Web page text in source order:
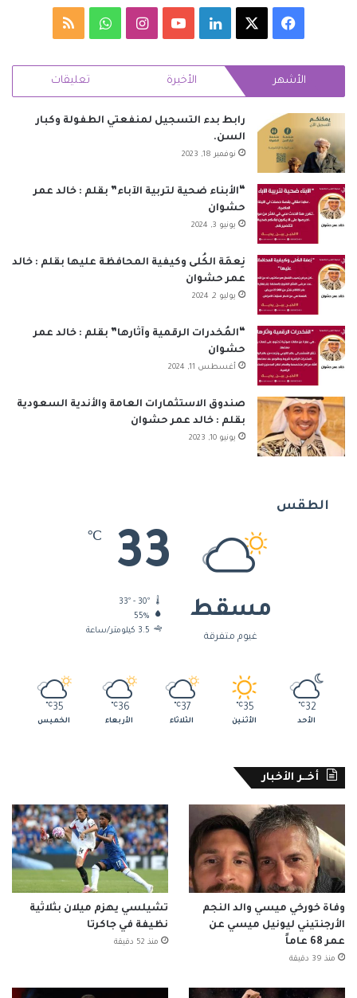
فيسبوك لينكدإن‫YouTubeانستقرامواتسابملخص
RSS الأشهر الأخيرة تعليقات
رابط بدء التسجيل لمنفعتي الطفولة وكبار
السن.
نوفمبر 18, 2023
“الأبناء ضحية لتربية الآباء” بقلم : خالد عمر
حشوان
يونيو 3, 2024
نِعمَة الكُلى وكيفية المحافظة عليها بقلم : خالد
عمر حشوان
يوليو 2, 2024
“المُخدرات الرقمية وآثارها” بقلم : خالد عمر
حشوان
أغسطس 11, 2024
صندوق الاستثمارات العامة والأندية السعودية
بقلم : خالد عمر حشوان
يونيو 10, 2023
الطقس
مسقط
غيوم متفرقة
33
℃
33º - 30º
55%
3.5 كيلومتر/ساعة
32
℃
الأحد
35
℃
الأثنين
37
℃
الثلاثاء
36
℃
الأربعاء
35
℃
الخميس
أخــر الأخبار
وفاة خورخي ميسي والد النجم
الأرجنتيني ليونيل ميسي عن
عمر 68 عاماً
منذ 39 دقيقة
تشيلسي يهزم ميلان بثلاثية
نظيفة في جاكرتا
منذ 52 دقيقة